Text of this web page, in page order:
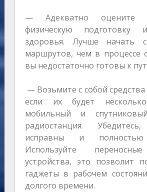
— Адекватно оцените
физическую подготовку
здоровья. Лучше начать
маршрутов, чем в процессе
вы недостаточно готовы к
— Возьмите с собой средства
если их будет
мобильный и
радиостанция.
исправны и полностью
Используйте
устройства, это позволит
гаджеты в рабочем
долгого времени.